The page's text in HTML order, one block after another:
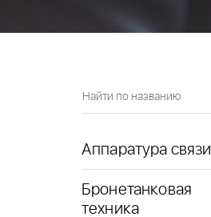
Найти по названию
Аппаратура связи
Бронетанковая
техника